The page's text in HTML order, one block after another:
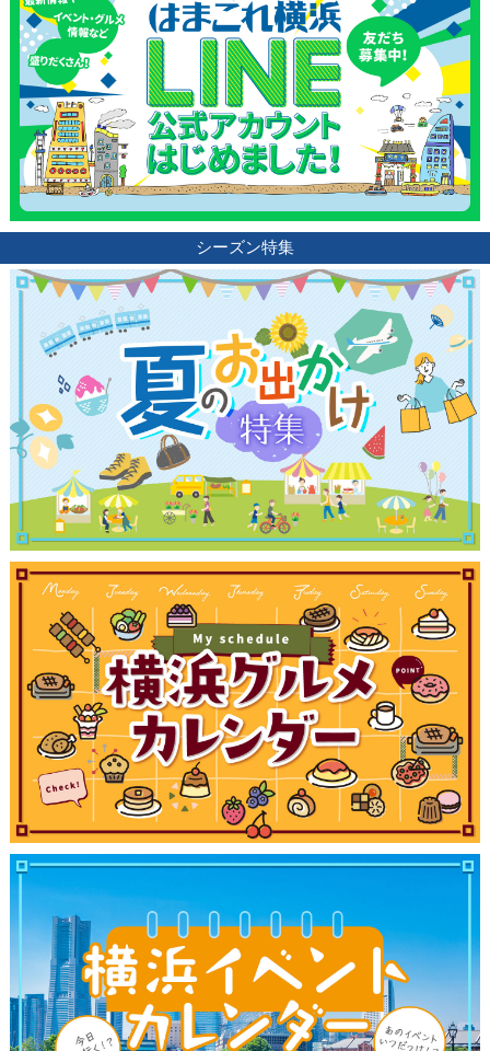
シーズン特集
観光ガイド
ランキング
サイトについて